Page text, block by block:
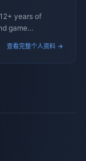
years of
game
查看完整个人资料 →